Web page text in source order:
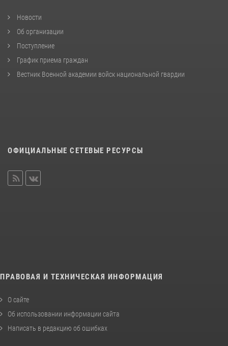
Новости
Об организации
Поступление
График приема граждан
Вестник Военной академии войск национальной гвардии
ОФИЦИАЛЬНЫЕ СЕТЕВЫЕ РЕСУРСЫ
ПРАВОВАЯ И ТЕХНИЧЕСКАЯ ИНФОРМАЦИЯ
О сайте
Об использовании информации сайта
Написать в редакцию об ошибках